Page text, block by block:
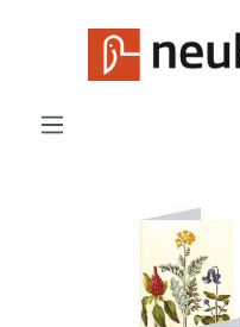
Zum Hauptinhalt springen
Bildergalerie überspringen